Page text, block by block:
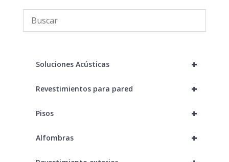
+
Soluciones Acústicas
+
Revestimientos para pared
+
Pisos
+
Alfombras